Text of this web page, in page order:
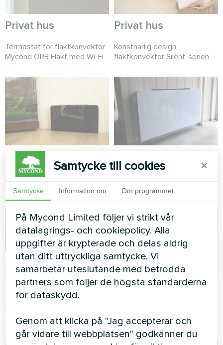
Privat hus
Termostat för fläktkonvektor
Mycond ORB Fläkt med Wi-Fi
Privat hus
Konstnärlig design
fläktkonvektor Silent-serien
Kontor
Konstverk design
fläktkonvektorer Glasserie
fläktkonvektorer Glasserie
Lägenhet
Konstnärlig design
fläktkonvektor Silent-serien
Lägenhet
fläktkonvektorer Glasserie
Samtycke till cookies ×
Samtycke Information om Om programmet
På Mycond Limited följer vi strikt vår
datalagrings- och cookiepolicy. Alla
uppgifter är krypterade och delas aldrig
utan ditt uttryckliga samtycke. Vi
samarbetar uteslutande med betrodda
partners som följer de högsta standarderna
för dataskydd.
Genom att klicka på "Jag accepterar och
går vidare till webbplatsen" godkänner du